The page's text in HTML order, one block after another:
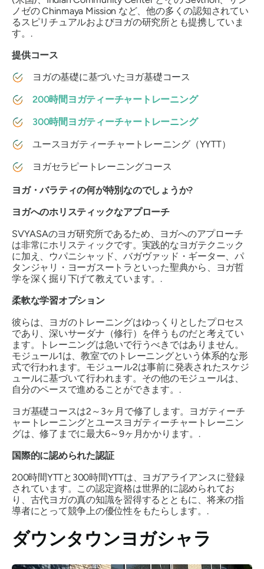
ノゼの Chinmaya Mission など、他の多くの認知されてい
るスピリチュアルおよびヨガの研究所とも提携していま
す。.
提供コース
ヨガの基礎に基づいたヨガ基礎コース
200時間ヨガティーチャートレーニング
300時間ヨガティーチャートレーニング
ユースヨガティーチャートレーニング（YYTT）
ヨガセラピートレーニングコース
ヨガ・バラティの何が特別なのでしょうか?
ヨガへのホリスティックなアプローチ
SVYASAのヨガ研究所であるため、ヨガへのアプローチ
は非常にホリスティックです。実践的なヨガテクニック
に加え、ウパニシャッド、バガヴァッド・ギーター、パ
タンジャリ・ヨーガスートラといった聖典から、ヨガ哲
学を深く掘り下げて教えています。.
柔軟な学習オプション
彼らは、ヨガのトレーニングはゆっくりとしたプロセス
であり、深いサーダナ（修行）を伴うものだと考えてい
ます。トレーニングは急いで行うべきではありません。
モジュール1は、教室でのトレーニングという体系的な形
式で行われます。モジュール2は事前に発表されたスケジ
ュールに基づいて行われます。その他のモジュールは、
自分のペースで進めることができます。.
ヨガ基礎コースは2～3ヶ月で修了します。ヨガティーチ
ャートレーニングとユースヨガティーチャートレーニン
グは、修了までに最大6～9ヶ月かかります。.
国際的に認められた認証
200時間YTTと300時間YTTは、ヨガアライアンスに登録
されています。この認定資格は世界的に認められてお
り、古代ヨガの真の知識を習得するとともに、将来の指
導者にとって競争上の優位性をもたらします。.
ダウンタウンヨガシャラ